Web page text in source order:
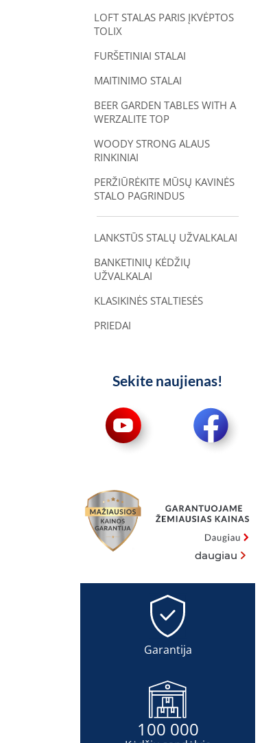
LOFT STALAS PARIS ĮKVĖPTOS
TOLIX
FURŠETINIAI STALAI
MAITINIMO STALAI
BEER GARDEN TABLES WITH A
WERZALITE TOP
WOODY STRONG ALAUS
RINKINIAI
PERŽIŪRĖKITE MŪSŲ KAVINĖS
STALO PAGRINDUS
LANKSTŪS STALŲ UŽVALKALAI
BANKETINIŲ KĖDŽIŲ
UŽVALKALAI
KLASIKINĖS STALTIESĖS
PRIEDAI
Sekite naujienas!
daugiau
Garantija
100 000